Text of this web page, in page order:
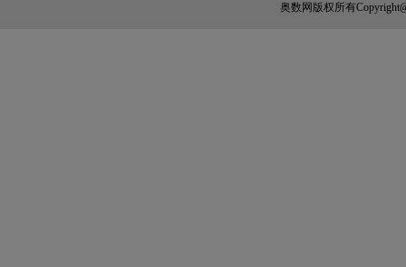
奥数网 版权所有